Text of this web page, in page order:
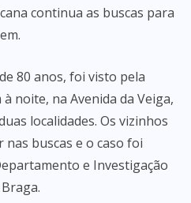
continua as buscas para
80 anos, foi visto pela
noite, na Avenida da Veiga,
localidades. Os vizinhos
buscas e o caso foi
e Investigação